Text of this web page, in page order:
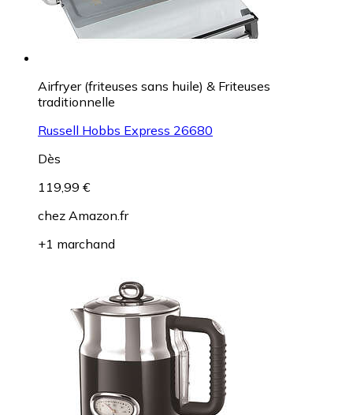
Airfryer (friteuses sans huile) & Friteuses
traditionnelle
Russell Hobbs Express 26680
Dès
119,99 €
chez Amazon.fr
+1 marchand